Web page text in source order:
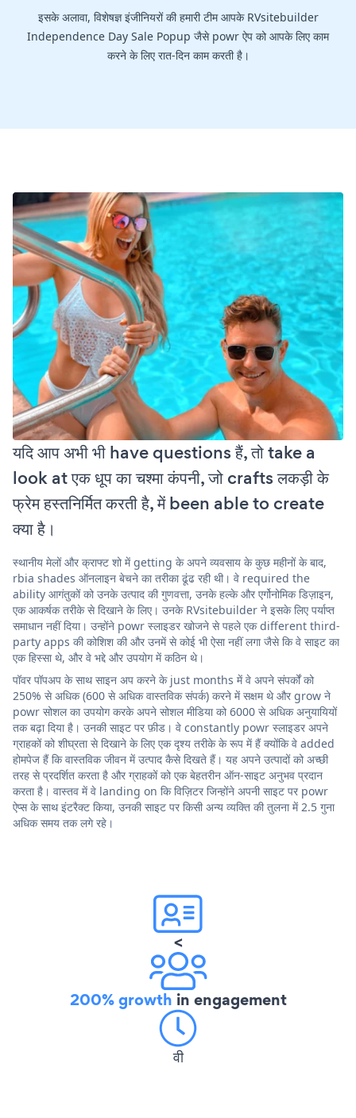
इसके अलावा, विशेषज्ञ इंजीनियरों की हमारी टीम आपके RVsitebuilder
Independence Day Sale Popup जैसे powr ऐप को आपके लिए काम
करने के लिए रात-दिन काम करती है।
यदि आप अभी भी have questions हैं, तो take a
look at एक धूप का चश्मा कंपनी, जो crafts लकड़ी के
फ्रेम हस्तनिर्मित करती है, में been able to create
क्या है।
स्थानीय मेलों और क्राफ्ट शो में getting के अपने व्यवसाय के कुछ महीनों के बाद,
rbia shades ऑनलाइन बेचने का तरीका ढूंढ रही थी। वे required the
ability आगंतुकों को उनके उत्पाद की गुणवत्ता, उनके हल्के और एर्गोनोमिक डिज़ाइन,
एक आकर्षक तरीके से दिखाने के लिए। उनके RVsitebuilder ने इसके लिए पर्याप्त
समाधान नहीं दिया। उन्होंने powr स्लाइडर खोजने से पहले एक different third-
party apps की कोशिश की और उनमें से कोई भी ऐसा नहीं लगा जैसे कि वे साइट का
एक हिस्सा थे, और वे भद्दे और उपयोग में कठिन थे।
पॉवर पॉपअप के साथ साइन अप करने के just months में वे अपने संपर्कों को
250% से अधिक (600 से अधिक वास्तविक संपर्क) करने में सक्षम थे और grow ने
powr सोशल का उपयोग करके अपने सोशल मीडिया को 6000 से अधिक अनुयायियों
तक बढ़ा दिया है। उनकी साइट पर फ़ीड। वे constantly powr स्लाइडर अपने
ग्राहकों को शीघ्रता से दिखाने के लिए एक दृश्य तरीके के रूप में हैं क्योंकि वे added
होमपेज हैं कि वास्तविक जीवन में उत्पाद कैसे दिखते हैं। यह अपने उत्पादों को अच्छी
तरह से प्रदर्शित करता है और ग्राहकों को एक बेहतरीन ऑन-साइट अनुभव प्रदान
करता है। वास्तव में वे landing on कि विज़िटर जिन्होंने अपनी साइट पर powr
ऐप्स के साथ इंटरैक्ट किया, उनकी साइट पर किसी अन्य व्यक्ति की तुलना में 2.5 गुना
अधिक समय तक लगे रहे।
<
200% growth in engagement
वी